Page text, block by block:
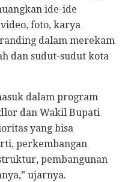
ide-ide
foto, karya
dalam merekam
dan sudut-sudut kota
dalam program
dan Wakil Bupati
yang bisa
perkembangan
pembangunan
ujarnya.